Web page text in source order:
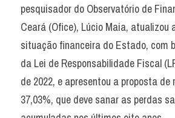
pesquisador do Observatório de
Ceará (Ofice), Lúcio Maia, atualizou
situação financeira do Estado, com
da Lei de Responsabilidade Fiscal
de 2022, e apresentou a proposta de
37,03%, que deve sanar as perdas